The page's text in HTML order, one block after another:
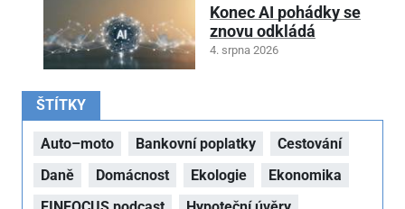
Konec AI pohádky se
znovu odkládá
4. srpna 2026
ŠTÍTKY
Auto–moto Bankovní poplatky
Cestování
Daně
Domácnost Ekologie
Ekonomika